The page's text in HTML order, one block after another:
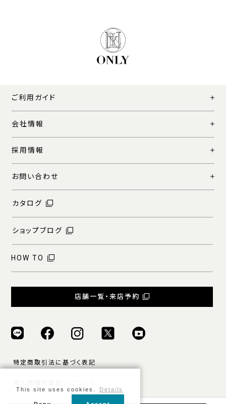
ご利用ガイド
会社情報
採用情報
お問い合わせ
カタログ
ショップブログ
HOW TO
店舗一覧・来店予約
特定商取引法に基づく表記
This site uses cookies. Details